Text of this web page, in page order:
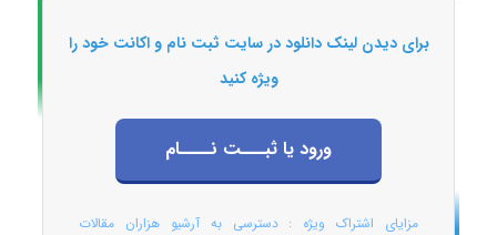
برای دیدن لینک دانلود در سایت ثبت نام و اکانت خود را
ویژه کنید
ورود یا ثبـــت نــــام
مزایای اشتراک ویژه : دسترسی به آرشیو هزاران مقالات